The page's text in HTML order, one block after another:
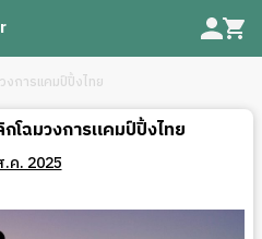
งการแคมป์ปิ้งไทย
โฉมวงการแคมป์ปิ้งไทย
ค. 2025